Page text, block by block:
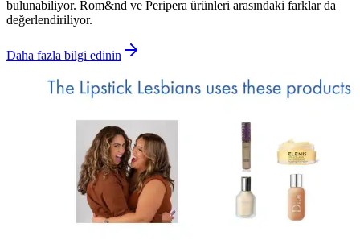
bulunabiliyor. Rom&nd ve Peripera ürünleri arasındaki farklar da
değerlendiriliyor.
Daha fazla bilgi edinin